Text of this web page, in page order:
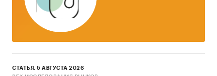
СТАТЬЯ, 5 АВГУСТА 2026